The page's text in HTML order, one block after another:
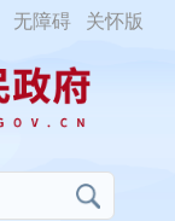
无障碍 关怀版